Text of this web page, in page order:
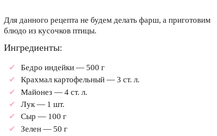
Для данного рецепта не будем делать фарш, а приготовим
блюдо из кусочков птицы.
Ингредиенты:
Бедро индейки — 500 г
Крахмал картофельный — 3 ст. л.
Майонез — 4 ст. л.
Лук — 1 шт.
Сыр — 100 г
Зелен — 50 г